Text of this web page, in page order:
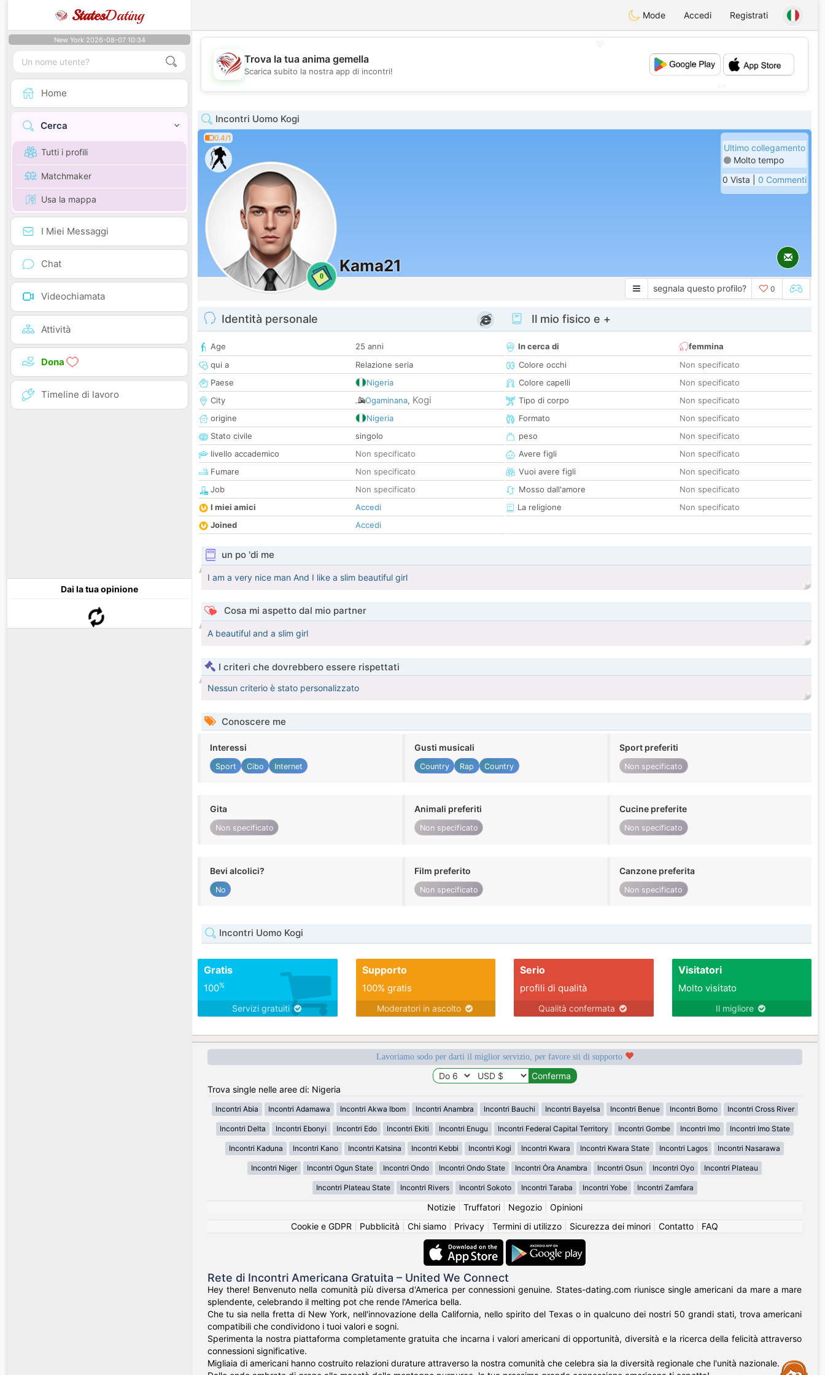
StatesDating Mode Accedi Registrati
New York 2026-08-07 10:34
Home
Cerca
Tutti i profili
Matchmaker
Usa la mappa
I Miei Messaggi
Chat
Videochiamata
Attività
Dona
Timeline di lavoro
Dai la tua opinione
💖
💕
Trova la tua anima gemella
Scarica subito la nostra app di incontri!
Incontri Uomo Kogi
0.4/1
0
Kama21
Ultimo collegamento
Molto tempo
0 Vista | 0 Commenti
segnala questo profilo? 0
Identità personale
Age
25 anni
qui a
Relazione seria
Paese
Nigeria
City
Ogaminana, Kogi
origine
Nigeria
Stato civile
singolo
livello accademico
Non specificato
Fumare
Non specificato
Job
Non specificato
I miei amici
Accedi
Joined
Accedi
Il mio fisico e +
In cerca di
femmina
Colore occhi
Non specificato
Colore capelli
Non specificato
Tipo di corpo
Non specificato
Formato
Non specificato
peso
Non specificato
Avere figli
Non specificato
Vuoi avere figli
Non specificato
Mosso dall'amore
Non specificato
La religione
Non specificato
un po 'di me
I am a very nice man And I like a slim beautiful girl
Cosa mi aspetto dal mio partner
A beautiful and a slim girl
I criteri che dovrebbero essere rispettati
Nessun criterio è stato personalizzato
Conoscere me
Interessi
Sport Cibo Internet
Gusti musicali
Country Rap Country
Sport preferiti
Non specificato
Gita
Non specificato
Animali preferiti
Non specificato
Cucine preferite
Non specificato
Bevi alcolici?
No
Film preferito
Non specificato
Canzone preferita
Non specificato
Incontri Uomo Kogi
Gratis
100%
Servizi gratuiti
Supporto
100% gratis
Moderatori in ascolto
Serio
profili di qualità
Qualità confermata
Visitatori
Molto visitato
Il migliore
Lavoriamo sodo per darti il miglior servizio, per favore sii di supporto
Trova single nelle aree di: Nigeria
Incontri Abia Incontri Adamawa Incontri Akwa Ibom Incontri Anambra Incontri Bauchi Incontri Bayelsa Incontri Benue Incontri Borno Incontri Cross River
Incontri Delta Incontri Ebonyi Incontri Edo Incontri Ekiti Incontri Enugu Incontri Federal Capital Territory Incontri Gombe Incontri Imo Incontri Imo State
Incontri Kaduna Incontri Kano Incontri Katsina Incontri Kebbi Incontri Kogi Incontri Kwara Incontri Kwara State Incontri Lagos Incontri Nasarawa
Incontri Niger Incontri Ogun State Incontri Ondo Incontri Ondo State Incontri Ȯra Anambra Incontri Osun Incontri Oyo Incontri Plateau
Incontri Plateau State Incontri Rivers Incontri Sokoto Incontri Taraba Incontri Yobe Incontri Zamfara
Notizie| Truffatori| Negozio| Opinioni
Cookie e GDPR
Pubblicità Chi siamo Privacy Termini di utilizzo Sicurezza dei minori Contatto FAQ
Rete di Incontri Americana Gratuita – United We Connect
Hey there! Benvenuto nella comunità più diversa d'America per connessioni genuine. States-dating.com riunisce single americani da mare a mare
splendente, celebrando il melting pot che rende l'America bella.
Che tu sia nella fretta di New York, nell'innovazione della California, nello spirito del Texas o in qualcuno dei nostri 50 grandi stati, trova americani
compatibili che condividono i tuoi valori e sogni.
Sperimenta la nostra piattaforma completamente gratuita che incarna i valori americani di opportunità, diversità e la ricerca della felicità attraverso
connessioni significative.
Migliaia di americani hanno costruito relazioni durature attraverso la nostra comunità che celebra sia la diversità regionale che l'unità nazionale.
Assistance